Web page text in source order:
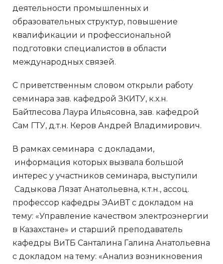
деятельности промышленных и
образовательных структур, повышение
квалификации и профессиональной
подготовки специалистов в области
международных связей.
С приветственным словом открыли работу
семинара зав. кафедрой ЗКИТУ, к.х.н.
Байтлесова Лаура Ильясовна, зав. кафедрой
Сам ГТУ, д.т.н. Керов Андрей Владимирович.
В рамках семинара с докладами,
информация которых вызвала большой
интерес у участников семинара, выступили
Садыкова Лязат Анатольевна, к.т.н., ассоц.
профессор кафедры ЭАиВТ с докладом на
тему: «Управление качеством электроэнергии
в Казахстане» и старший преподаватель
кафедры ВиТБ Санталина Галина Анатольевна
с докладом на тему: «Анализ возникновения